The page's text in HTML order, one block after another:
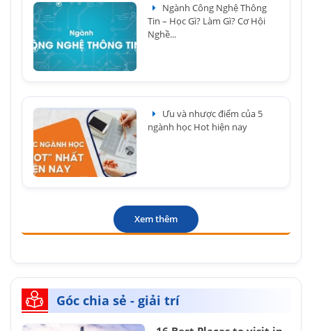
Ngành Công Nghệ Thông
Tin – Học Gì? Làm Gì? Cơ Hội
Nghề...
Ưu và nhược điểm của 5
ngành học Hot hiện nay
Xem thêm
Góc chia sẻ - giải trí